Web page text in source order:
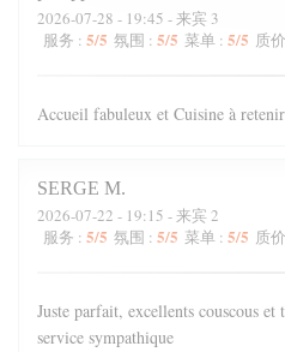
2026-07-28 - 19:45 - 来宾 3
服务 : 5/5 氛围 : 5/5 菜单 : 5/5 质
Accueil fabuleux et Cuisine à retenir
SERGE M
2026-07-22 - 19:15 - 来宾 2
服务 : 5/5 氛围 : 5/5 菜单 : 5/5 质
Juste parfait, excellents couscous et
service sympathique